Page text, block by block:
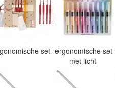
set ergonomische set
met licht